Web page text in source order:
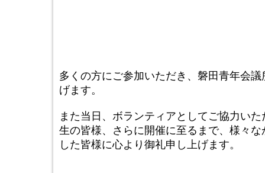
多くの方にご参加いただき、磐田青年会
げます。
また当日、ボランティアとしてご協力い
生の皆様、さらに開催に至るまで、様々
した皆様に心より御礼申し上げます。